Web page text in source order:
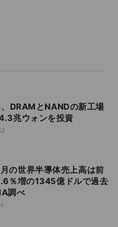
兆ウォンを投資
％増の1345億ドルで過去
調べ